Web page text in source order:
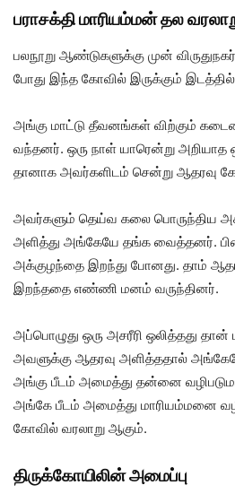
பராசக்தி மாரியம்மன் தல
பலநூறு ஆண்டுகளுக்கு முன் விருதுநகர்
போது இந்த கோவில் இருக்கும்
அங்கு மாட்டு தீவனங்கள் விற்கும்
வந்தனர். ஒரு நாள் யாரென்று அறியாத
தானாக அவர்களிடம் சென்று ஆதரவு
அவர்களும் தெய்வ கலை பொருந்திய
அளித்து அங்கேயே தங்க வைத்தனர்.
அக்குழந்தை இறந்து போனது. தாம்
இறந்ததை எண்ணி மனம் வருந்தினர்.
அப்பொழுது ஒரு அசரீரி ஒலித்தது
அவளுக்கு ஆதரவு அளித்ததால்
அங்கு பீடம் அமைத்து தன்னை
அங்கே பீடம் அமைத்து மாரியம்மனை
கோவில் வரலாறு ஆகும்.
திருக்கோயிலின் அமைப்பு